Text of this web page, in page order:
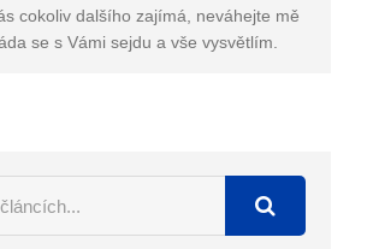
cokoliv dalšího zajímá, neváhejte mě
se s Vámi sejdu a vše vysvětlím.